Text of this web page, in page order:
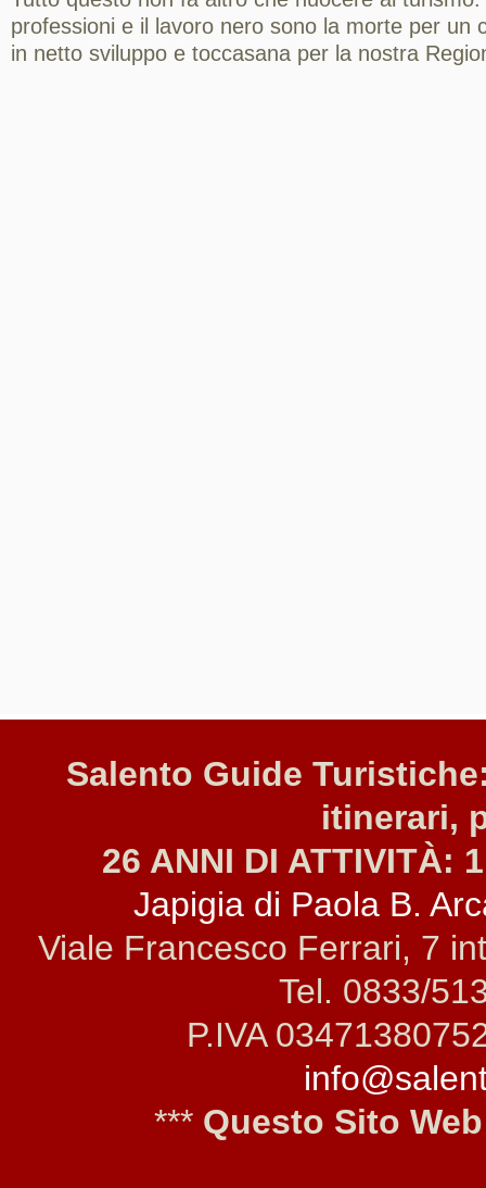
professioni e il lavoro nero sono la morte per un
in netto sviluppo e toccasana per la nostra
Salento Guide
itinerari,
26 ANNI DI ATTIVITÀ:
Japigia di Paola B.
Viale Francesco Ferrari, 7
Tel. 0833/
P.IVA
*** Questo Sito